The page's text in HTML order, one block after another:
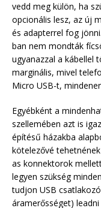
vedd meg külön, ha
opcionális lesz, az új
és adapterrel fog
ban nem mondták
ugyanazzal a kábellel
marginális, mivel
Micro USB-t,
Egyébként a
szellemében azt is
építésű házakba
kötelezővé
as konnektorok
legyen szükség
tudjon USB
áramerősséget)